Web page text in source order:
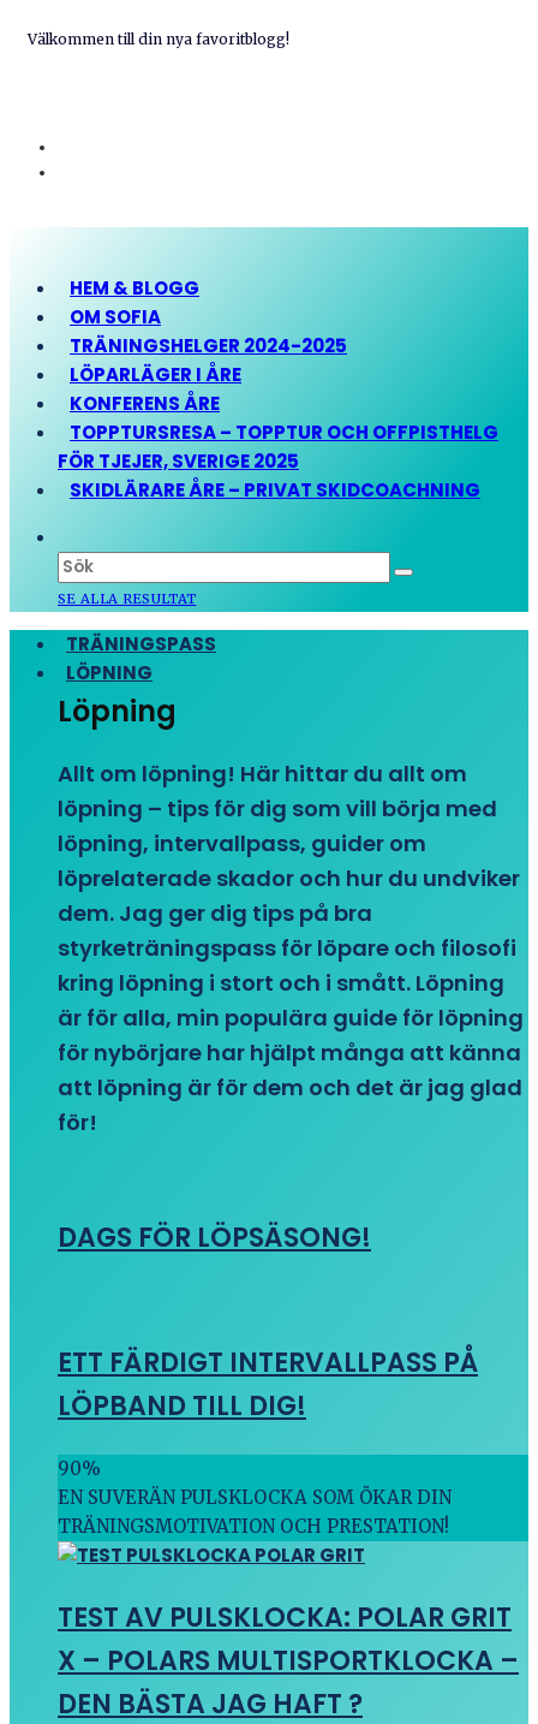
Välkommen till din nya favoritblogg!
HEM & BLOGG
OM SOFIA
TRÄNINGSHELGER 2024-2025
LÖPARLÄGER I ÅRE
KONFERENS ÅRE
TOPPTURSRESA – TOPPTUR OCH OFFPISTHELG
FÖR TJEJER, SVERIGE 2025
SKIDLÄRARE ÅRE – PRIVAT SKIDCOACHNING
SE ALLA RESULTAT
TRÄNINGSPASS
LÖPNING
Löpning
Allt om löpning! Här hittar du allt om
löpning – tips för dig som vill börja med
löpning, intervallpass, guider om
löprelaterade skador och hur du undviker
dem. Jag ger dig tips på bra
styrketräningspass för löpare och filosofi
kring löpning i stort och i smått. Löpning
är för alla, min populära guide för löpning
för nybörjare har hjälpt många att känna
att löpning är för dem och det är jag glad
för!
DAGS FÖR LÖPSÄSONG!
ETT FÄRDIGT INTERVALLPASS PÅ
LÖPBAND TILL DIG!
90%
EN SUVERÄN PULSKLOCKA SOM ÖKAR DIN
TRÄNINGSMOTIVATION OCH PRESTATION!
TEST AV PULSKLOCKA: POLAR GRIT
X – POLARS MULTISPORTKLOCKA –
DEN BÄSTA JAG HAFT ?